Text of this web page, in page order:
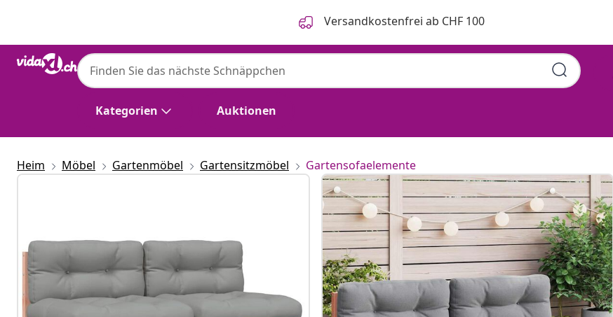
Versandkostenfrei ab CHF 100
Kategorien Auktionen
Heim Möbel Gartenmöbel Gartensitzmöbel Gartensofaelemente